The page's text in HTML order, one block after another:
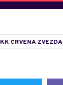
KK CRVENA ZVEZDA